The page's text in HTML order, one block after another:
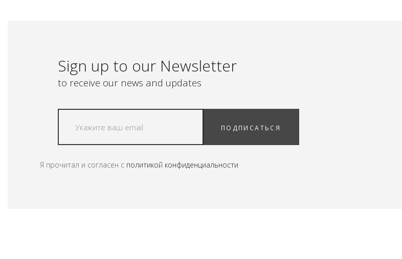
Sign up to our Newsletter
to receive our news and updates
ПОДПИСАТЬСЯ
Я прочитал и согласен с политикой конфиденциальности